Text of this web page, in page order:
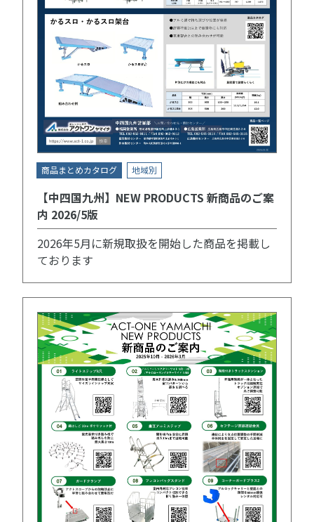
商品まとめカタログ 地域別
【中四国九州】NEW PRODUCTS 新商品のご案
内 2026/5版
2026年5月に新規取扱を開始した商品を掲載し
ております